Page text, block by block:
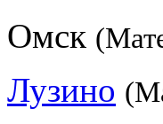
Омск
Лузино